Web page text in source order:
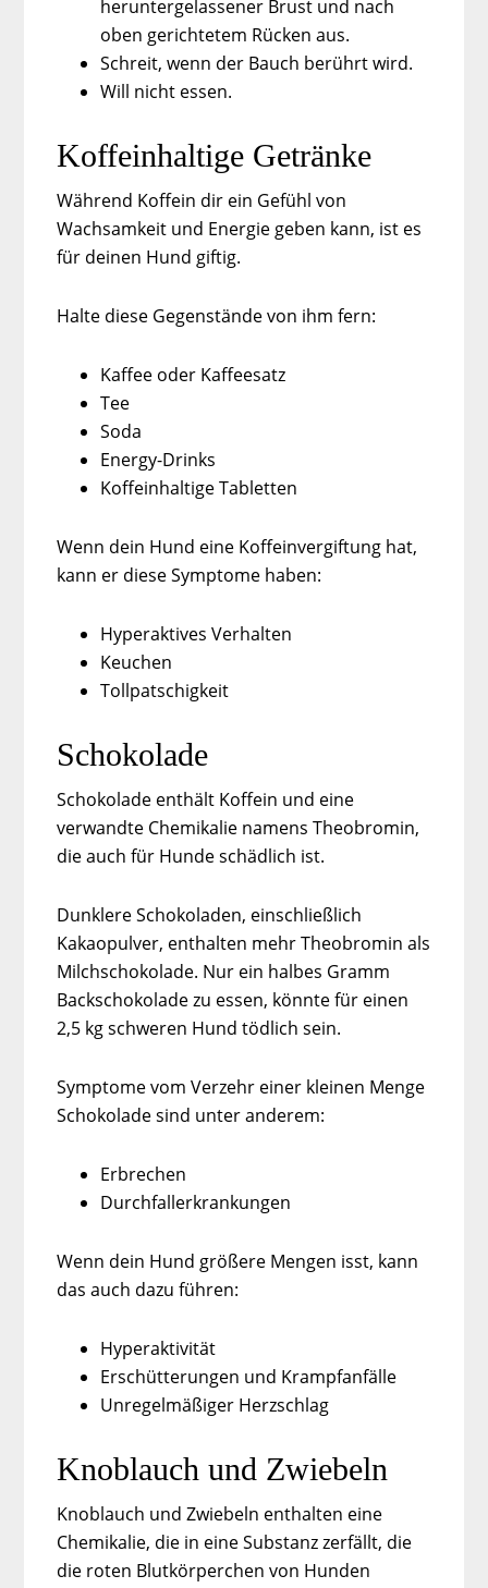
heruntergelassener Brust und nach
oben gerichtetem Rücken aus.
Schreit, wenn der Bauch berührt wird.
Will nicht essen.
Koffeinhaltige Getränke
Während Koffein dir ein Gefühl von
Wachsamkeit und Energie geben kann, ist es
für deinen Hund giftig.
Halte diese Gegenstände von ihm fern:
Kaffee oder Kaffeesatz
Tee
Soda
Energy-Drinks
Koffeinhaltige Tabletten
Wenn dein Hund eine Koffeinvergiftung hat,
kann er diese Symptome haben:
Hyperaktives Verhalten
Keuchen
Tollpatschigkeit
Schokolade
Schokolade enthält Koffein und eine
verwandte Chemikalie namens Theobromin,
die auch für Hunde schädlich ist.
Dunklere Schokoladen, einschließlich
Kakaopulver, enthalten mehr Theobromin als
Milchschokolade. Nur ein halbes Gramm
Backschokolade zu essen, könnte für einen
2,5 kg schweren Hund tödlich sein.
Symptome vom Verzehr einer kleinen Menge
Schokolade sind unter anderem:
Erbrechen
Durchfallerkrankungen
Wenn dein Hund größere Mengen isst, kann
das auch dazu führen:
Hyperaktivität
Erschütterungen und Krampfanfälle
Unregelmäßiger Herzschlag
Knoblauch und Zwiebeln
Knoblauch und Zwiebeln enthalten eine
Chemikalie, die in eine Substanz zerfällt, die
die roten Blutkörperchen von Hunden